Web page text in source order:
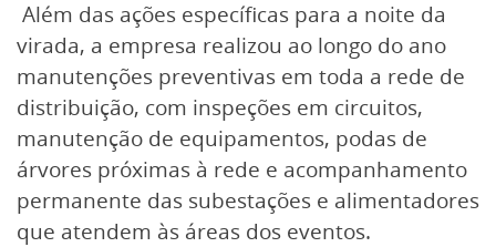
Além das ações específicas para a noite da
virada, a empresa realizou ao longo do ano
manutenções preventivas em toda a rede de
distribuição, com inspeções em circuitos,
manutenção de equipamentos, podas de
árvores próximas à rede e acompanhamento
permanente das subestações e alimentadores
que atendem às áreas dos eventos.